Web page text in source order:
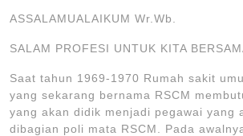
ASSALAMUALAIKUM Wr.Wb.
SALAM PROFESI UNTUK KITA
Saat tahun 1969-1970 Rumah sakit
yang sekarang bernama RSCM
yang akan didik menjadi pegawai yang
dibagian poli mata RSCM. Pada